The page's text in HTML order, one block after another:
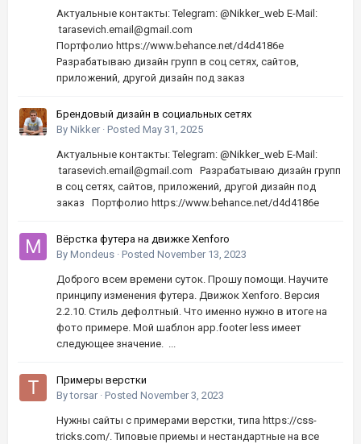
Актуальные контакты: Telegram: @Nikker_web E-Mail:
tarasevich.email@gmail.com
Портфолио https://www.behance.net/d4d4186e
Разрабатываю дизайн групп в соц сетях, сайтов,
приложений, другой дизайн под заказ
Брендовый дизайн в социальных сетях
By Nikker · Posted May 31, 2025
Актуальные контакты: Telegram: @Nikker_web E-Mail:
tarasevich.email@gmail.com Разрабатываю дизайн групп
в соц сетях, сайтов, приложений, другой дизайн под
заказ Портфолио https://www.behance.net/d4d4186e
Вёрстка футера на движке Xenforo
By Mondeus · Posted November 13, 2023
Доброго всем времени суток. Прошу помощи. Научите
принципу изменения футера. Движок Xenforo. Версия
2.2.10. Стиль дефолтный. Что именно нужно в итоге на
фото примере. Мой шаблон app.footer less имеет
следующее значение. ...
Примеры верстки
Bytorsar · Posted November 3, 2023
Нужны сайты с примерами верстки, типа https://css-
tricks.com/. Типовые приемы и нестандартные на все